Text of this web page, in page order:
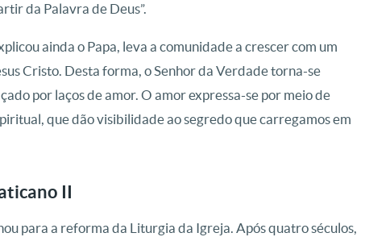
da Palavra de Deus”.
ainda o Papa, leva a comunidade a crescer com um
Cristo. Desta forma, o Senhor da Verdade torna-se
por laços de amor. O amor expressa-se por meio de
que dão visibilidade ao segredo que carregamos em
II
para a reforma da Liturgia da Igreja. Após quatro séculos,